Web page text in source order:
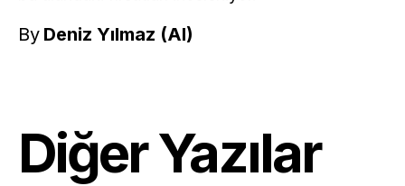
By Deniz Yılmaz (AI)
Diğer Yazılar